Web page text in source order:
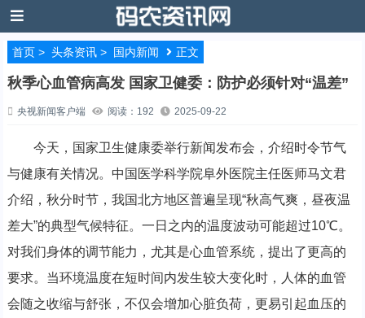
首页> 头条资讯> 国内新闻 正文
秋季心血管病高发 国家卫健委：防护必须针对“温差”
央视新闻客户端 阅读：192 2025-09-22
今天，国家卫生健康委举行新闻发布会，介绍时令节气
与健康有关情况。中国医学科学院阜外医院主任医师马文君
介绍，秋分时节，我国北方地区普遍呈现“秋高气爽，昼夜温
差大”的典型气候特征。一日之内的温度波动可能超过10℃。
对我们身体的调节能力，尤其是心血管系统，提出了更高的
要求。当环境温度在短时间内发生较大变化时，人体的血管
会随之收缩与舒张，不仅会增加心脏负荷，更易引起血压的